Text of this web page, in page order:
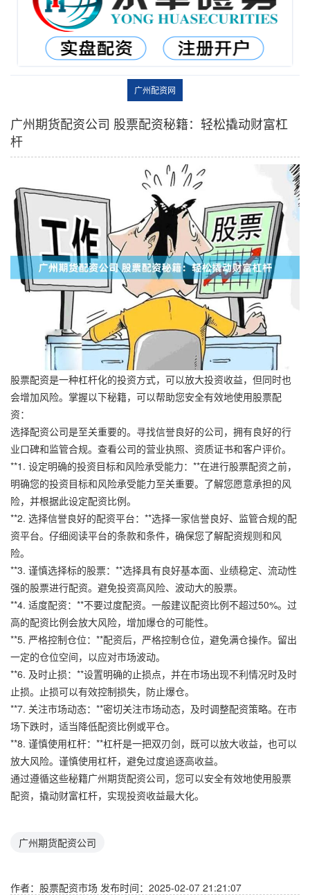
广州配资网
广州期货配资公司 股票配资秘籍：轻松撬动财富杠
杆
股票配资是一种杠杆化的投资方式，可以放大投资收益，但同时也
会增加风险。掌握以下秘籍，可以帮助您安全有效地使用股票配
资：
选择配资公司是至关重要的。寻找信誉良好的公司，拥有良好的行
业口碑和监管合规。查看公司的营业执照、资质证书和客户评价。
**1. 设定明确的投资目标和风险承受能力：**在进行股票配资之前，
明确您的投资目标和风险承受能力至关重要。了解您愿意承担的风
险，并根据此设定配资比例。
**2. 选择信誉良好的配资平台：**选择一家信誉良好、监管合规的配
资平台。仔细阅读平台的条款和条件，确保您了解配资规则和风
险。
**3. 谨慎选择标的股票：**选择具有良好基本面、业绩稳定、流动性
强的股票进行配资。避免投资高风险、波动大的股票。
**4. 适度配资：**不要过度配资。一般建议配资比例不超过50%。过
高的配资比例会放大风险，增加爆仓的可能性。
**5. 严格控制仓位：**配资后，严格控制仓位，避免满仓操作。留出
一定的仓位空间，以应对市场波动。
**6. 及时止损：**设置明确的止损点，并在市场出现不利情况时及时
止损。止损可以有效控制损失，防止爆仓。
**7. 关注市场动态：**密切关注市场动态，及时调整配资策略。在市
场下跌时，适当降低配资比例或平仓。
**8. 谨慎使用杠杆：**杠杆是一把双刃剑，既可以放大收益，也可以
放大风险。谨慎使用杠杆，避免过度追逐高收益。
通过遵循这些秘籍广州期货配资公司，您可以安全有效地使用股票
配资，撬动财富杠杆，实现投资收益最大化。
广州期货配资公司
作者：股票配资市场 发布时间：2025-02-07 21:21:07